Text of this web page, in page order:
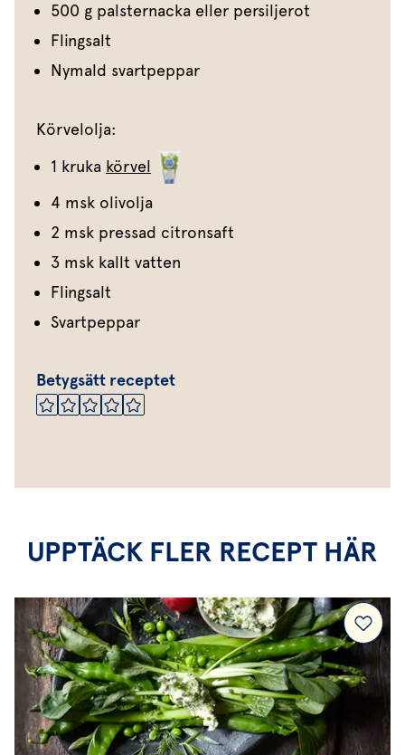
500 g palsternacka eller persiljerot
Flingsalt
Nymald svartpeppar
Körvelolja:
1 kruka körvel
4 msk olivolja
2 msk pressad citronsaft
3 msk kallt vatten
Flingsalt
Svartpeppar
Betygsätt receptet
UPPTÄCK FLER RECEPT HÄR